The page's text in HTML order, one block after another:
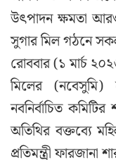
উৎপাদন ক্ষমতা
সুগার মিল গঠনে
রোববার (১ মার্চ
মিলের (নবেসুমি)
নবনির্বাচিত
অতিথির বক্তব্যে
প্রতিমন্ত্রী